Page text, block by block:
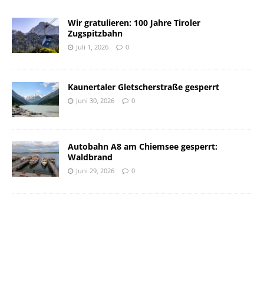
Wir gratulieren: 100 Jahre Tiroler
Zugspitzbahn
Juli 1, 2026 0
Kaunertaler Gletscherstraße gesperrt
Juni 30, 2026 0
Autobahn A8 am Chiemsee gesperrt:
Waldbrand
Juni 29, 2026 0